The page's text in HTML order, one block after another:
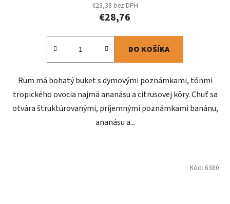
€23,38 bez DPH
€28,76
DO KOŠÍKA
Rum má bohatý buket s dymovými poznámkami, tónmi
tropického ovocia najmä ananásu a citrusovej kôry. Chuť sa
otvára štruktúrovanými, príjemnými poznámkami banánu,
ananásu a...
Kód: 6380